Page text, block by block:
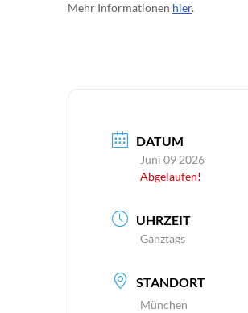
Mehr Informationen hier.
DATUM
Juni 09 2026
Abgelaufen!
UHRZEIT
Ganztags
STANDORT
München